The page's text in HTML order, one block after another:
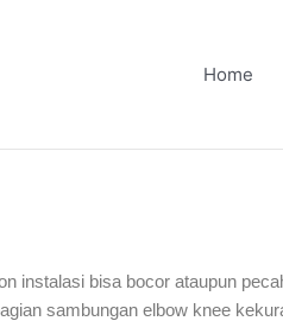
Home
instalasi bisa bocor ataupun
sambungan elbow knee